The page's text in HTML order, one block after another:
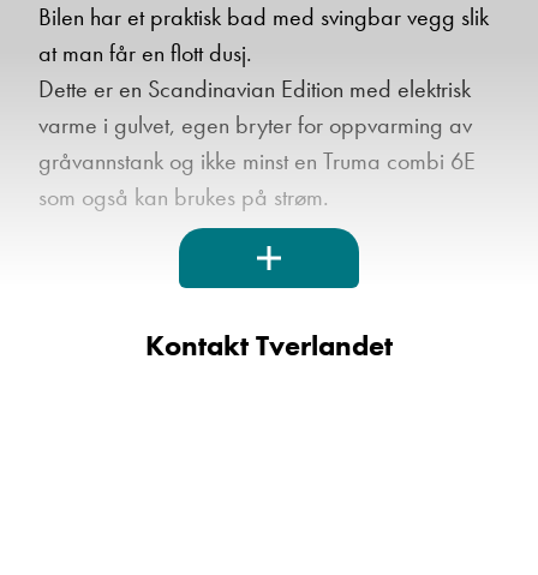
Bilen har et praktisk bad med svingbar vegg slik
at man får en flott dusj.
Dette er en Scandinavian Edition med elektrisk
varme i gulvet, egen bryter for oppvarming av
gråvannstank og ikke minst en Truma combi 6E
som også kan brukes på strøm.
salgsavdeling.Kontakt Tverlandet